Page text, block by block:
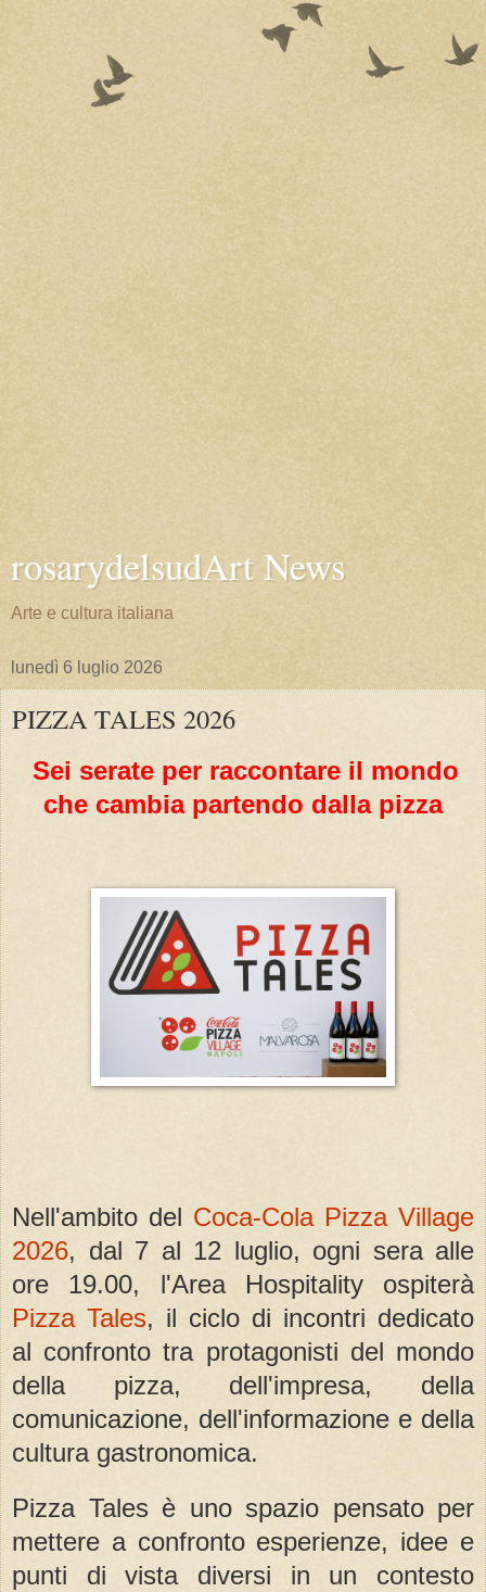
rosarydelsudArt News
Arte e cultura italiana
lunedì 6 luglio 2026
PIZZA TALES 2026
Sei serate per raccontare il mondo
che cambia partendo dalla pizza
Nell'ambito del Coca-Cola Pizza Village
2026, dal 7 al 12 luglio, ogni sera alle
ore 19.00, l'Area Hospitality ospiterà
Pizza Tales, il ciclo di incontri dedicato
al confronto tra protagonisti del mondo
della pizza, dell'impresa, della
comunicazione, dell'informazione e della
cultura gastronomica.
Pizza Tales è uno spazio pensato per
mettere a confronto esperienze, idee e
punti di vista diversi in un contesto